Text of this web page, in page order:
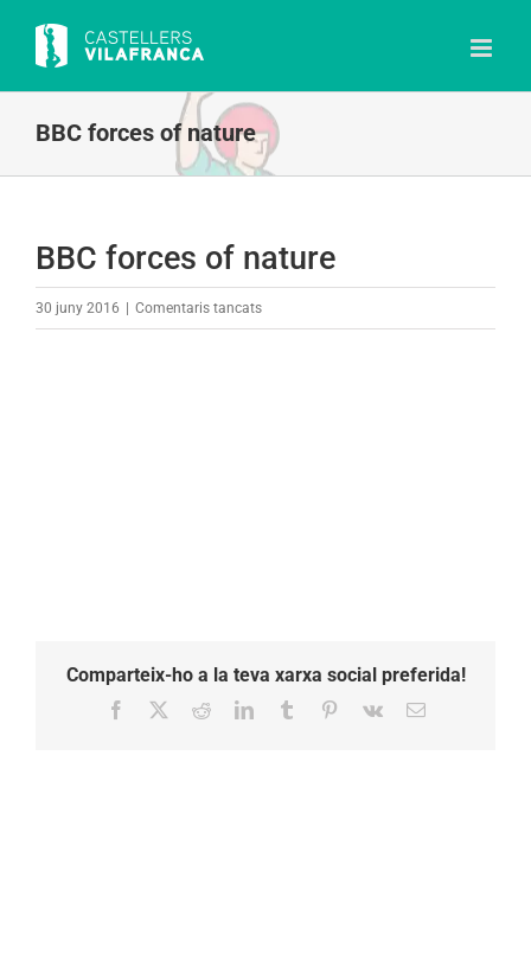
content
BBC forces of nature
BBC forces of nature
30 juny 2016 Comentaris tancatsa
Comparteix-ho a la teva xarxa social preferida!
Facebook RedditLinkedInTumblr Pinterest
Vk Email: